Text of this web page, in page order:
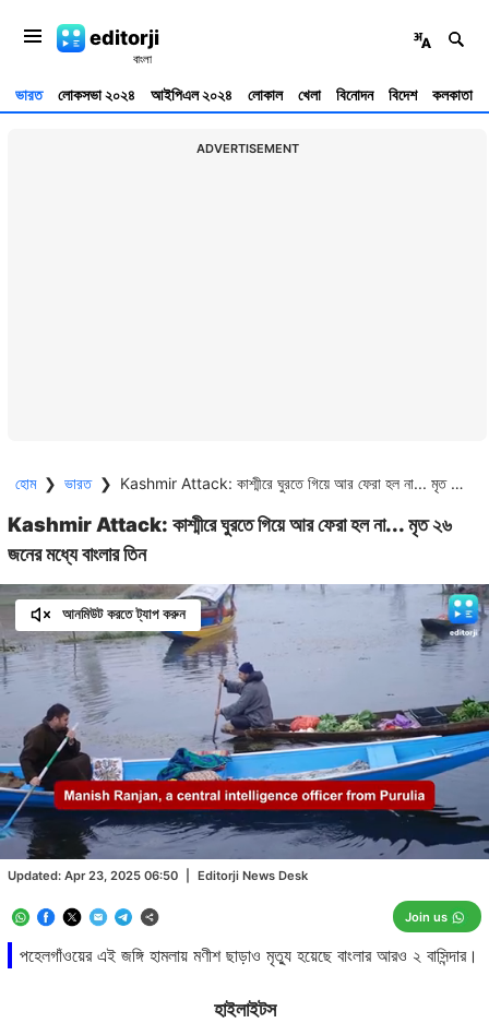
editorji
ভারত লোকসভা ২০২৪ আইপিএল ২০২৪ লোকাল খেলা বিনোদন বিদেশ কলকাতা
ADVERTISEMENT
হোম ❯ ভারত ❯ Kashmir Attack: কাশ্মীরে ঘুরতে গিয়ে আর ফেরা হল না... মৃত ২৬ জনের মধ্যে বাংলার তিন
Kashmir Attack: কাশ্মীরে ঘুরতে গিয়ে আর ফেরা হল না... মৃত ২৬
জনের মধ্যে বাংলার তিন
পহেলগাঁওয়ের এই জঙ্গি হামলায় মণীশ ছাড়াও মৃত্যু হয়েছে বাংলার আরও ২ বাসিন্দার।
Updated: Apr 23, 2025 06:50 Editorji News Desk
Join us
আনমিউট করতে ট্যাপ করুন
Unmute
Loaded:
60.71%
হাইলাইটস